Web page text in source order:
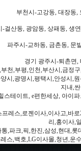
부천시-고강동, 대장동,
-걸산동, 광암동, 상패동, 생
파주시-교하동, 금촌동, 문
경기 광주시-퇴촌면,
천,부평,인천,부산시,금
시,광명시,평택시,안성시,
지내,
테이트, e편한세상, 아이
레스,로젠이사,이사고,바
리,홍이사,
,파크,픽,한진,삼성,현대,
스,백호,LG이사몰,청년,운